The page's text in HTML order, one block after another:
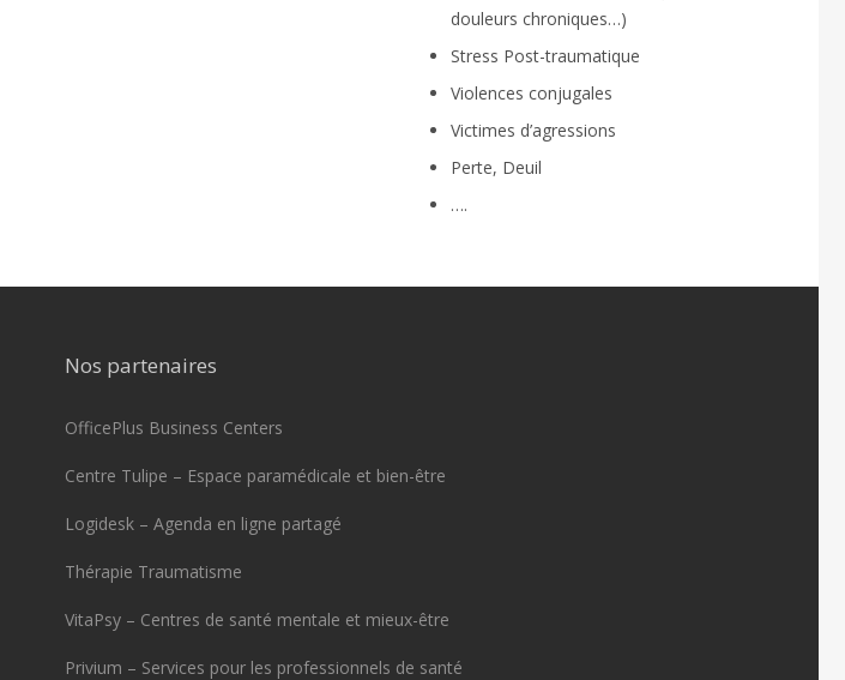
douleurs chroniques…)
Stress Post-traumatique
Violences conjugales
Victimes d’agressions
Perte, Deuil
….
Nos partenaires
OfficePlus Business Centers
Centre Tulipe – Espace paramédicale et bien-être
Logidesk – Agenda en ligne partagé
Thérapie Traumatisme
VitaPsy – Centres de santé mentale et mieux-être
Privium – Services pour les professionnels de santé